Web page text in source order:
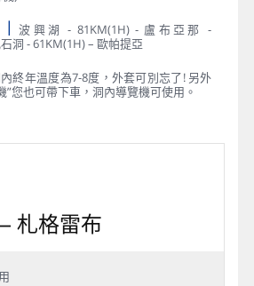
波興湖 - 81KM(1H) - 盧布亞那 -
洞 - 61KM(1H) – 歐帕提亞
終年溫度為7-8度，外套可別忘了! 另外
”您也可帶下車，洞內導覽機可使用。
札格雷布